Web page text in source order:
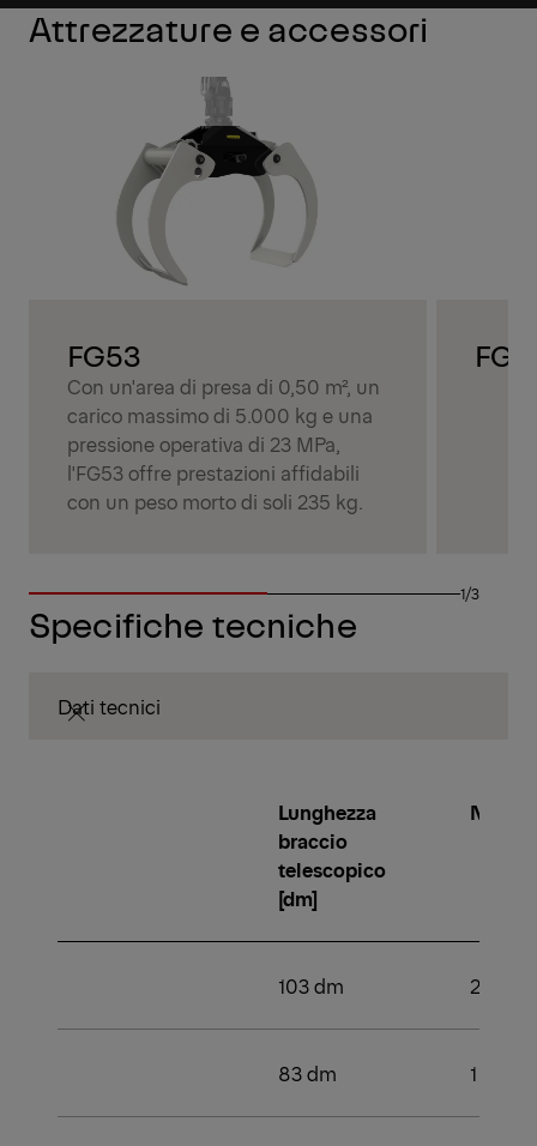
Attrezzature e accessori
FG53
Con un'area di presa di 0,50 m², un
carico massimo di 5.000 kg e una
pressione operativa di 23 MPa,
l'FG53 offre prestazioni affidabili
con un peso morto di soli 235 kg.
1/3
Specifiche tecniche
Dati tecnici
Lunghezza
braccio
telescopico
[dm]
103 dm 2
83 dm 1